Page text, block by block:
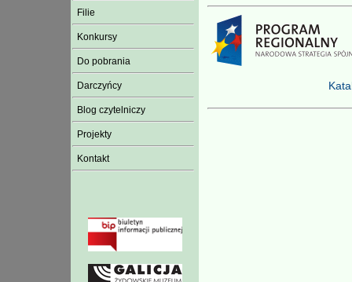
Filie
Konkursy
Do pobrania
Darczyńcy
Blog czytelniczy
Projekty
Kontakt